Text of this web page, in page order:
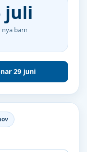
juli
nya barn
29 juni